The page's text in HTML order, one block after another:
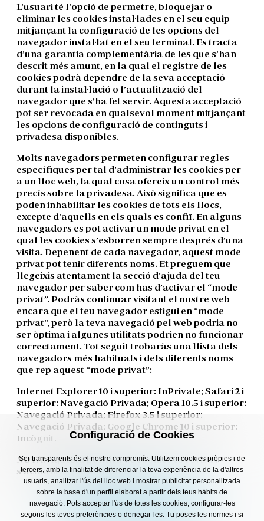
L’usuari té l’opció de permetre, bloquejar o
eliminar les cookies instal·lades en el seu equip
mitjançant la configuració de les opcions del
navegador instal·lat en el seu terminal. Es tracta
d’una garantia complementària de les que s’han
descrit més amunt, en la qual el registre de les
cookies podrà dependre de la seva acceptació
durant la instal·lació o l’actualització del
navegador que s’ha fet servir. Aquesta acceptació
pot ser revocada en qualsevol moment mitjançant
les opcions de configuració de continguts i
privadesa disponibles.
Molts navegadors permeten configurar regles
específiques per tal d’administrar les cookies per
a un lloc web, la qual cosa ofereix un control més
precís sobre la privadesa. Això significa que es
poden inhabilitar les cookies de tots els llocs,
excepte d’aquells en els quals es confiï. En alguns
navegadors es pot activar un mode privat en el
qual les cookies s’esborren sempre després d’una
visita. Depenent de cada navegador, aquest mode
privat pot tenir diferents noms. Et preguem que
llegeixis atentament la secció d’ajuda del teu
navegador per saber com has d’activar el “mode
privat”. Podràs continuar visitant el nostre web
encara que el teu navegador estigui en “mode
privat”, però la teva navegació pel web podria no
ser òptima i algunes utilitats podrien no funcionar
correctament. Tot seguit trobaràs una llista dels
navegadors més habituals i dels diferents noms
que rep aquest “mode privat”:
Internet Explorer 10 i superior: InPrivate; Safari 2 i
superior: Navegació Privada; Opera 10.5 i superior:
Navegació Privada; Firefox 3.5 i superior:
Navegació Privada; Google Chrome 10 i superior:
Incògnit.
NOTA: Aquesta política de cookies es revisa i
s’actualitza periòdicament.
EDITAR LA CONFIGURACIÓ
Configuració de Cookies
Ser transparents és el nostre compromís. Utilitzem cookies pròpies i de
tercers, amb la finalitat de diferenciar la teva experiència de la d'altres
usuaris, analitzar l'ús del lloc web i mostrar publicitat personalitzada
sobre la base d'un perfil elaborat a partir dels teus hàbits de
navegació. Pots acceptar l'ús de totes les cookies, configurar-les
segons les teves preferències o denegar-les. Tu poses les normes i si